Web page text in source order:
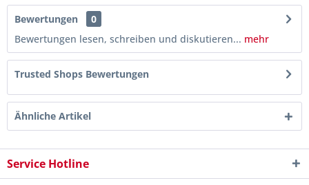
Bewertungen
0
Bewertungen lesen, schreiben und diskutieren... mehr
Trusted Shops Bewertungen
Ähnliche Artikel
Service Hotline